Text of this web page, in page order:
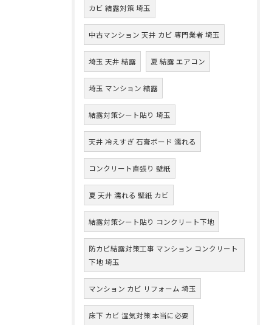
カビ 結露対策 埼玉
中古マンション 天井 カビ 専門業者 埼玉
埼玉 天井 結露 夏 結露 エアコン
埼玉 マンション 結露
結露対策シート貼り 埼玉
天井 冷えすぎ 石膏ボード 濡れる
コンクリート直張り 壁紙
夏 天井 濡れる 壁紙 カビ
結露対策シート貼り コンクリート下地
防カビ結露対策工事 マンション コンクリート
下地 埼玉
マンション カビ リフォーム 埼玉
床下 カビ 湿気対策 本当に必要